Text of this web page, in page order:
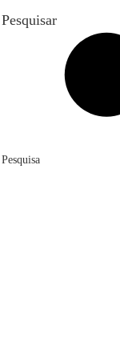
Pesquisar
Pesquisa